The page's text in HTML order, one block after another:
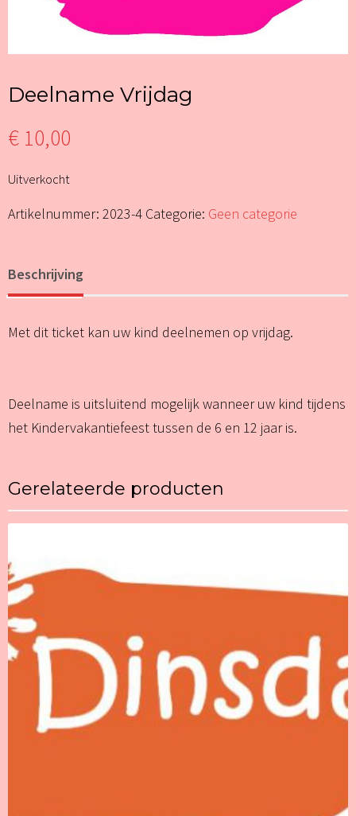
Deelname Vrijdag
€ 10,00
Uitverkocht
Artikelnummer: 2023-4 Categorie: Geen categorie
Beschrijving
Met dit ticket kan uw kind deelnemen op vrijdag.
Deelname is uitsluitend mogelijk wanneer uw kind tijdens
het Kindervakantiefeest tussen de 6 en 12 jaar is.
Gerelateerde producten